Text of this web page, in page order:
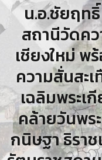
น.อ.ชัยฤท
สถานีวัดค
เชียงใหม่ พ
ความสั่นสะ
เฉลิมพระเ
คล้ายวันพร
กนิษฐา ธิรา